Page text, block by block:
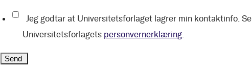
Jeg godtar at Universitetsforlaget lagrer min kontaktinfo. Se
Universitetsforlagets personvernerklæring.